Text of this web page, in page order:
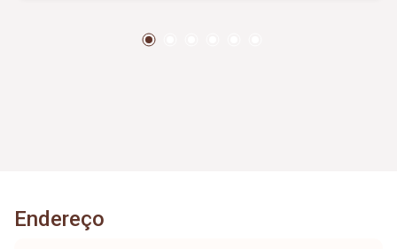
Endereço